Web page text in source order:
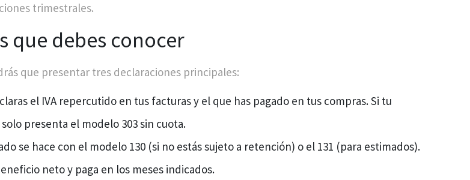
trimestrales.
que debes conocer
que presentar tres declaraciones principales:
el IVA repercutido en tus facturas y el que has pagado en tus compras. Si tu
presenta el modelo 303 sin cuota.
se hace con el modelo 130 (si no estás sujeto a retención) o el 131 (para estimados).
neto y paga en los meses indicados.